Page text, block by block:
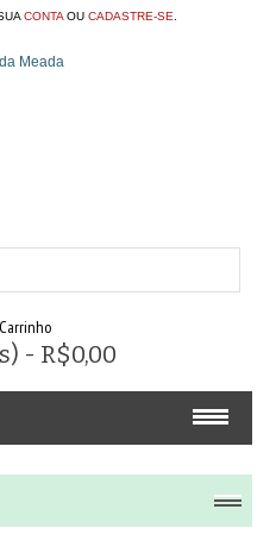
CONTAOU CADASTRE-SE
- R$0,00